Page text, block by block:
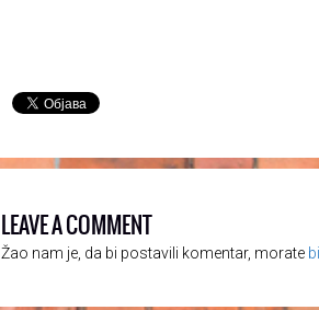
LEAVE A COMMENT
Žao nam je, da bi postavili komentar, morate